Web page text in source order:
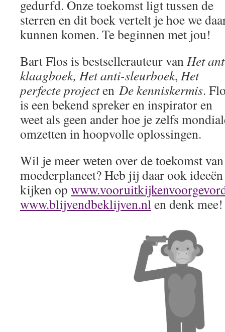
gedurfd. Onze toekomst ligt tussen de
sterren en dit boek vertelt je hoe we
kunnen komen. Te beginnen met jou!
Bart Flos is bestsellerauteur vanHet
klaagboek, Het anti-sleurboek, Het
perfecte projecten De kenniskermis.
is een bekend spreker en inspirator en
weet als geen ander hoe je zelfs
omzetten in hoopvolle oplossingen.
Wil je meer weten over de toekomst
moederplaneet? Heb jij daar ook ideeën
kijken op
www.blijvendbeklijven.nlen denk mee!